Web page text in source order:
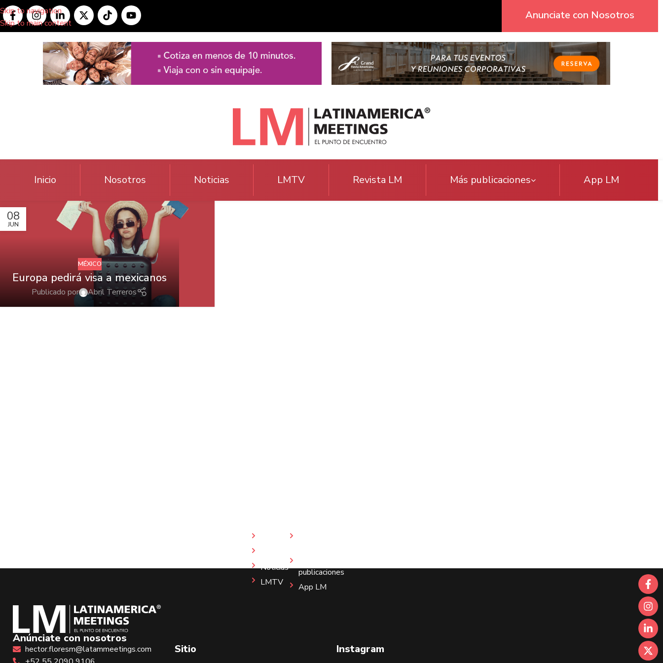
Skip to navigation
Skip to main content
Anunciate con Nosotros
Inicio Nosotros Noticias LMTV Revista LM Más publicaciones App LM
08
JUN
MÉXICO
Europa pedirá visa a mexicanos
Publicado por Abril Terreros
Anúnciate con nosotros
hector.floresm@latammeetings.com
Sitio
Noticias
LMTV
publicaciones
App LM
Instagram